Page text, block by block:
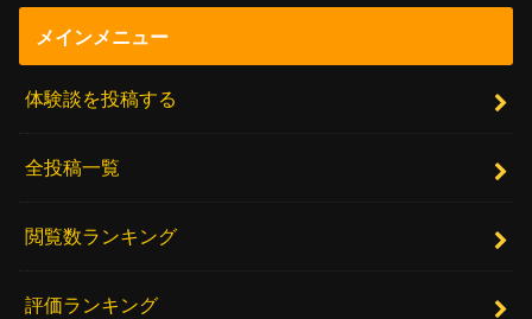
メインメニュー
体験談を投稿する
全投稿一覧
閲覧数ランキング
評価ランキング